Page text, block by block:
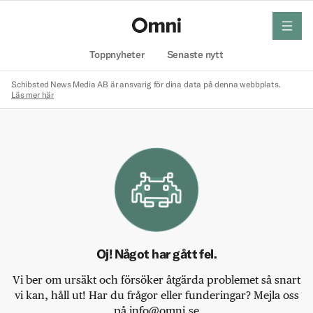
Toppnyheter Senaste nytt
meny
Schibsted News Media AB är ansvarig för dina data på denna webbplats.
Läs mer här
Oj! Något har gått fel.
Vi ber om ursäkt och försöker åtgärda problemet så snart
vi kan, håll ut! Har du frågor eller funderingar? Mejla oss